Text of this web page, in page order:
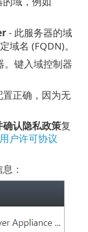
- 此服务器的域
域名 (FQDN)。
。键入域控制器
正确，因为无
认隐私政策复
户许可协议
：